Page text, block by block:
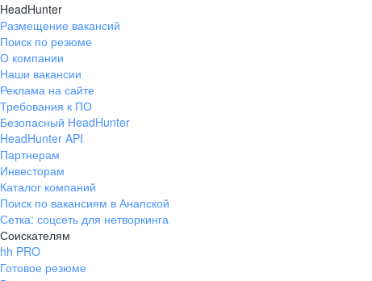
HeadHunter
Размещение вакансий
Поиск по резюме
О компании
Наши вакансии
Реклама на сайте
Требования к ПО
Безопасный HeadHunter
HeadHunter API
Партнерам
Инвесторам
Каталог компаний
Поиск по вакансиям в Анапской
Сетка: соцсеть для нетворкинга
Соискателям
hh PRO
Готовое резюме